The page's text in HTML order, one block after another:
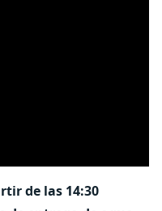
de las 14:30